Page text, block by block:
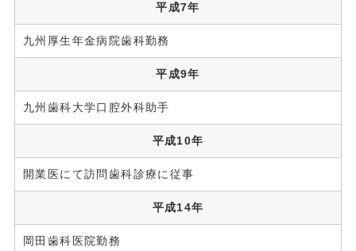
平成7年
九州厚生年金病院歯科勤務
平成9年
九州歯科大学口腔外科助手
平成10年
開業医にて訪問歯科診療に従事
平成14年
岡田歯科医院勤務